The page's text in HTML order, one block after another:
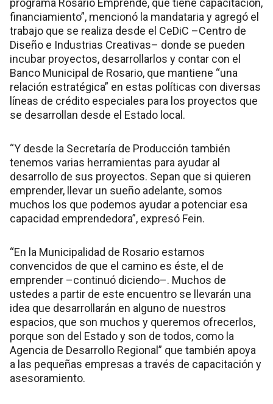
programa Rosario Emprende, que tiene capacitación,
financiamiento”, mencionó la mandataria y agregó el
trabajo que se realiza desde el CeDiC –Centro de
Diseño e Industrias Creativas– donde se pueden
incubar proyectos, desarrollarlos y contar con el
Banco Municipal de Rosario, que mantiene “una
relación estratégica” en estas políticas con diversas
líneas de crédito especiales para los proyectos que
se desarrollan desde el Estado local.
“Y desde la Secretaría de Producción también
tenemos varias herramientas para ayudar al
desarrollo de sus proyectos. Sepan que si quieren
emprender, llevar un sueño adelante, somos
muchos los que podemos ayudar a potenciar esa
capacidad emprendedora”, expresó Fein.
“En la Municipalidad de Rosario estamos
convencidos de que el camino es éste, el de
emprender –continuó diciendo–. Muchos de
ustedes a partir de este encuentro se llevarán una
idea que desarrollarán en alguno de nuestros
espacios, que son muchos y queremos ofrecerlos,
porque son del Estado y son de todos, como la
Agencia de Desarrollo Regional” que también apoya
a las pequeñas empresas a través de capacitación y
asesoramiento.